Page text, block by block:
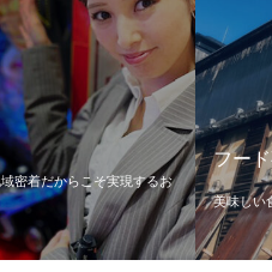
い生活。
宿泊
ワンル
ータイプ
くインテ
の自慢で